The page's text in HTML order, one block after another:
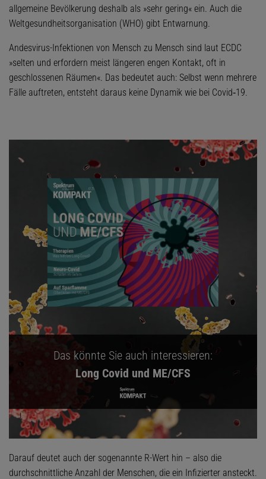
allgemeine Bevölkerung deshalb als »sehr gering« ein. Auch die
Weltgesundheitsorganisation (WHO) gibt Entwarnung.
Andesvirus-Infektionen von Mensch zu Mensch sind laut ECDC
»selten und erfordern meist längeren engen Kontakt, oft in
geschlossenen Räumen«. Das bedeutet auch: Selbst wenn mehrere
Fälle auftreten, entsteht daraus keine Dynamik wie bei Covid‑19.
Das könnte Sie auch interessieren:
Long Covid und ME/CFS
Darauf deutet auch der sogenannte R-Wert hin – also die
durchschnittliche Anzahl der Menschen, die ein Infizierter ansteckt.